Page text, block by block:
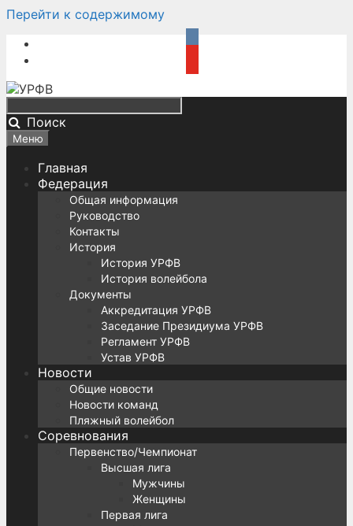
Перейти к содержимому
Поиск
Меню
Главная
Федерация
Общая информация
Руководство
Контакты
История
История УРФВ
История волейбола
Документы
Аккредитация УРФВ
Заседание Президиума УРФВ
Регламент УРФВ
Устав УРФВ
Новости
Общие новости
Новости команд
Пляжный волейбол
Соревнования
Первенство/Чемпионат
Высшая лига
Мужчины
Женщины
Первая лига